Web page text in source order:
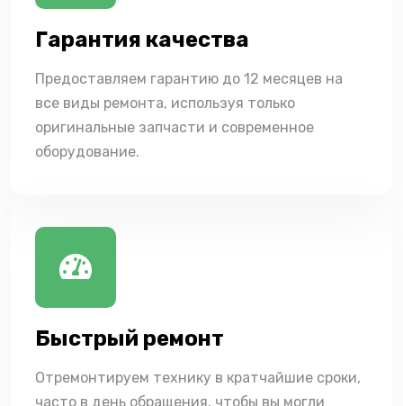
Гарантия качества
Предоставляем гарантию до 12 месяцев на
все виды ремонта, используя только
оригинальные запчасти и современное
оборудование.
Быстрый ремонт
Отремонтируем технику в кратчайшие сроки,
часто в день обращения, чтобы вы могли